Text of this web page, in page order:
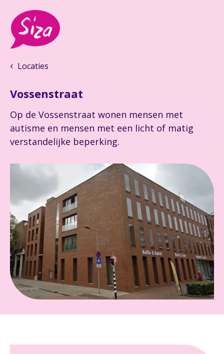
Locaties
Vossenstraat
Op de Vossenstraat wonen mensen met
autisme en mensen met een licht of matig
verstandelijke beperking.